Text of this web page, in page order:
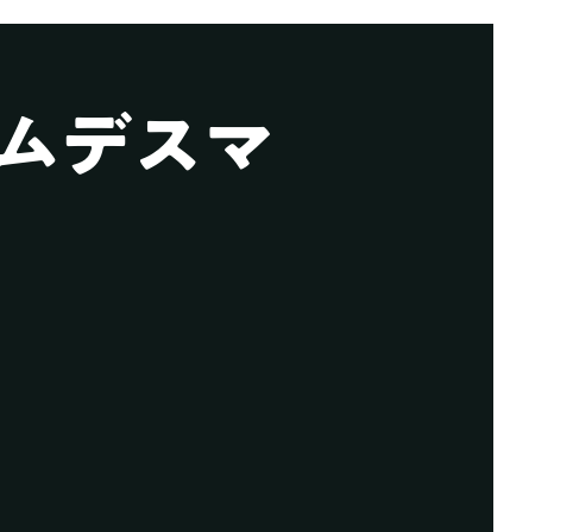
デスマ